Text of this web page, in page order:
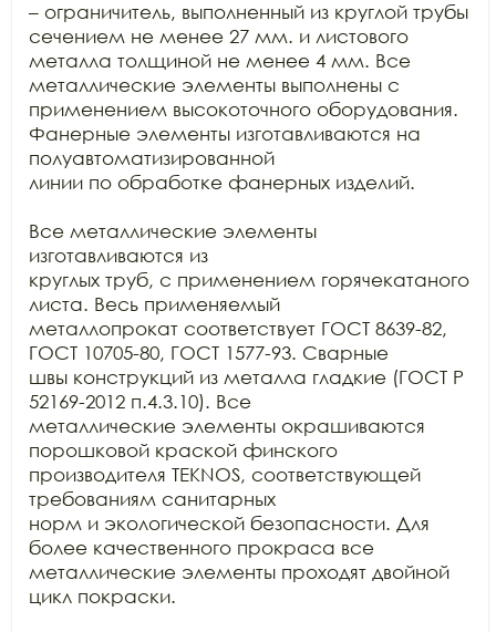
– ограничитель, выполненный из круглой трубы
сечением не менее 27 мм. и листового
металла толщиной не менее 4 мм. Все
металлические элементы выполнены с
применением высокоточного оборудования.
Фанерные элементы изготавливаются на
полуавтоматизированной
линии по обработке фанерных изделий.
Все металлические элементы
изготавливаются из
круглых труб, с применением горячекатаного
листа. Весь применяемый
металлопрокат соответствует ГОСТ 8639-82,
ГОСТ 10705-80, ГОСТ 1577-93. Сварные
швы конструкций из металла гладкие (ГОСТ Р
52169-2012 п.4.3.10). Все
металлические элементы окрашиваются
порошковой краской финского
производителя TEKNOS, соответствующей
требованиям санитарных
норм и экологической безопасности. Для
более качественного прокраса все
металлические элементы проходят двойной
цикл покраски.